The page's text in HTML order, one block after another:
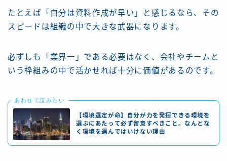
たとえば「自分は資料作成が早い」と感じるなら、その
スピードは組織の中で大きな武器になります。
必ずしも「業界一」である必要はなく、会社やチームと
いう枠組みの中で活かせれば十分に価値があるのです。
あわせて読みたい
【環境選定が命】自分が力を発揮できる環境を
選ぶにあたって必ず留意すべきこと。なんとな
く環境を選んではいけない理由